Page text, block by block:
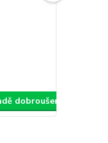
dobroušení: text,